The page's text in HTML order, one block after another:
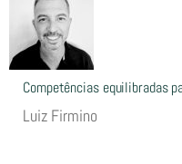
Competências equilibradas
Luiz Firmino